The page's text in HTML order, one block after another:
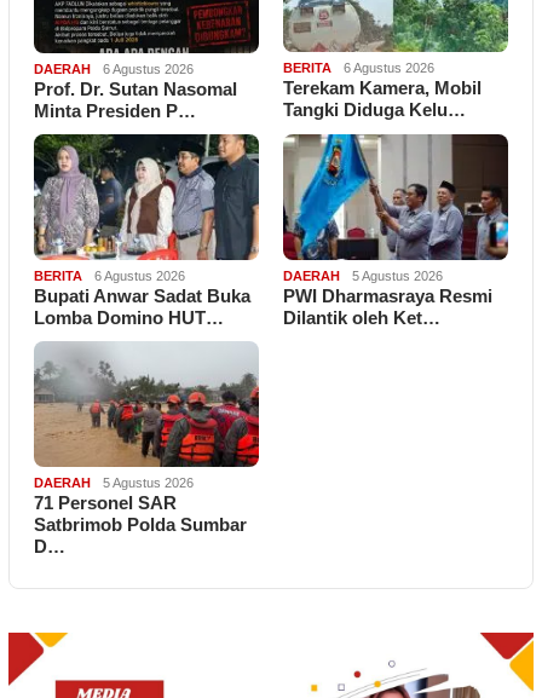
DAERAH 6 Agustus 2026
Prof. Dr. Sutan Nasomal
Minta Presiden P…
BERITA 6 Agustus 2026
Terekam Kamera, Mobil
Tangki Diduga Kelu…
BERITA 6 Agustus 2026
Bupati Anwar Sadat Buka
Lomba Domino HUT…
DAERAH 5 Agustus 2026
PWI Dharmasraya Resmi
Dilantik oleh Ket…
DAERAH 5 Agustus 2026
71 Personel SAR
Satbrimob Polda Sumbar
D…